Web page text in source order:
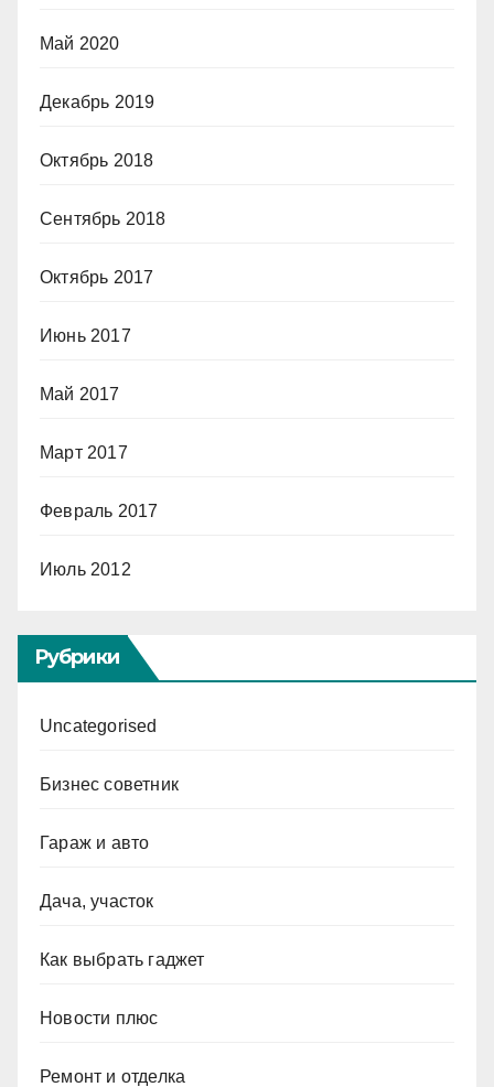
Май 2020
Декабрь 2019
Октябрь 2018
Сентябрь 2018
Октябрь 2017
Июнь 2017
Май 2017
Март 2017
Февраль 2017
Июль 2012
Рубрики
Uncategorised
Бизнес советник
Гараж и авто
Дача, участок
Как выбрать гаджет
Новости плюс
Ремонт и отделка